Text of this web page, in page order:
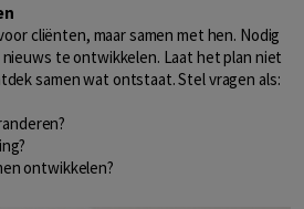
cliënten, maar samen met hen. Nodig
te ontwikkelen. Laat het plan niet
samen wat ontstaat. Stel vragen als:
ontwikkelen?